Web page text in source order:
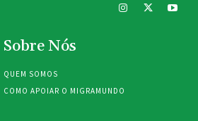
Sobre Nós
QUEM SOMOS
COMO APOIAR O MIGRAMUNDO